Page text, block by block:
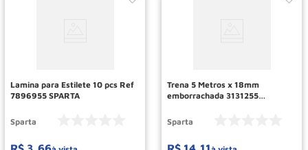
Lamina para Estilete 10 pcs Ref
7896955 SPARTA
Sparta
Trena 5 Metros x 18mm
emborrachada 3131255
Sparta